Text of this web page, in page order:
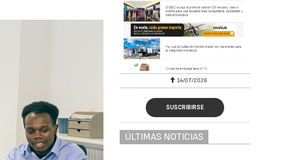
14/07/2026
SUSCRIBIRSE
ÚLTIMAS NOTICIAS